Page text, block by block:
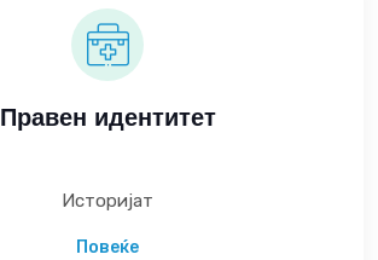
Правен идентитет
Историјат
Повеќе